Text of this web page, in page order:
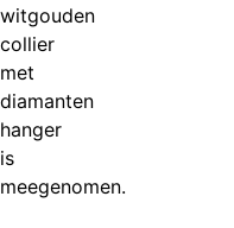
witgouden
collier
met
diamanten
hanger
is
meegenomen.